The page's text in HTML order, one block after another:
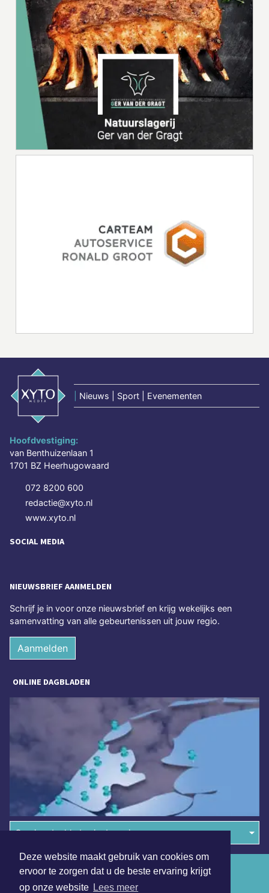
Deze website maakt gebruik van cookies om
ervoor te zorgen dat u de beste ervaring krijgt
op onze website Lees meer
Nieuws | Sport | Evenementen
Hoofdvestiging:
van Benthuizenlaan 1
1701 BZ Heerhugowaard
072 8200 600
redactie@xyto.nl
www.xyto.nl
SOCIAL MEDIA
NIEUWSBRIEF AANMELDEN
Schrijf je in voor onze nieuwsbrief en krijg wekelijks een
samenvatting van alle gebeurtenissen uit jouw regio.
Aanmelden
ONLINE DAGBLADEN
Overige dagbladen in de regio
Algemene voorwaarden
Disclaimer